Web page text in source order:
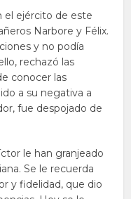
el ejército de este
Narbore y Félix.
y no podía
rechazó las
conocer las
a su negativa a
fue despojado de
le han granjeado
Se le recuerda
y fidelidad, que dio